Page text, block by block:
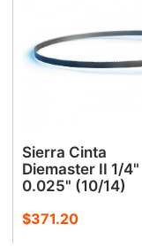
Sierra Cinta
Diemaster II 1/4"
0.025" (10/14)
$371.20